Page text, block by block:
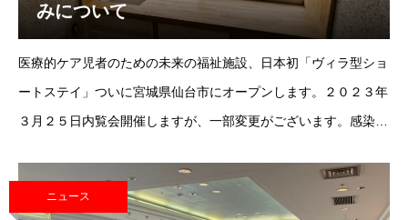
みについて
医療的ケア児者のための未来の福祉施設、日本初「ヴィラ型ショ
ートステイ」ついに宮城県仙台市にオープンします。２０２３年
３月２５日内覧会開催しますが、一部変更がございます。感染対
した。https://form
ニュース